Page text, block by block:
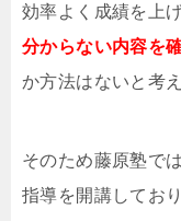
効率よく成績を上
分からない内容を
か方法はないと考
そのため藤原塾で
指導を開講しており